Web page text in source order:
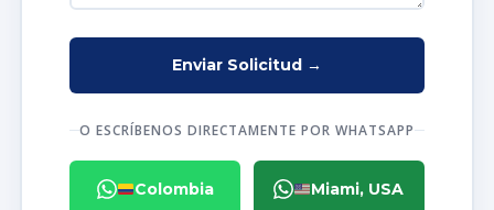
O ESCRÍBENOS DIRECTAMENTE POR WHATSAPP
Colombia Miami, USA